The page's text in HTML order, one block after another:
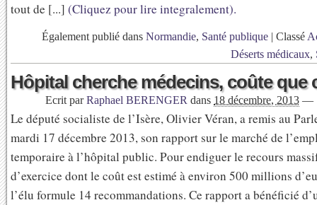
tout de [...] (Cliquez pour lire integralement).
Également publié dans Normandie, Santé publique | Classé
Déserts médicaux,
Hôpital cherche médecins, coûte que
Ecrit parRaphael BERENGER dans 18 décembre, 2013 —
Le député socialiste de l’Isère, Olivier Véran, a remis au
mardi 17 décembre 2013, son rapport sur le marché de
temporaire à l’hôpital public. Pour endiguer le recours
d’exercice dont le coût est estimé à environ 500 millions
l’élu formule 14 recommandations. Ce rapport a bénéficié